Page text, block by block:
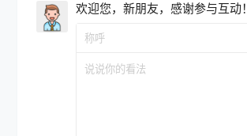
欢迎您，新朋友，感谢参与互动！